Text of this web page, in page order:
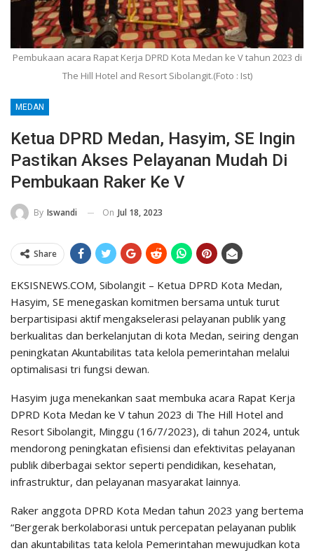
Pembukaan acara Rapat Kerja DPRD Kota Medan ke V tahun 2023 di
The Hill Hotel and Resort Sibolangit.(Foto : Ist)
MEDAN
Ketua DPRD Medan, Hasyim, SE Ingin
Pastikan Akses Pelayanan Mudah Di
Pembukaan Raker Ke V
By Iswandi On Jul 18, 2023
Share
EKSISNEWS.COM, Sibolangit – Ketua DPRD Kota Medan,
Hasyim, SE menegaskan komitmen bersama untuk turut
berpartisipasi aktif mengakselerasi pelayanan publik yang
berkualitas dan berkelanjutan di kota Medan, seiring dengan
peningkatan Akuntabilitas tata kelola pemerintahan melalui
optimalisasi tri fungsi dewan.
Hasyim juga menekankan saat membuka acara Rapat Kerja
DPRD Kota Medan ke V tahun 2023 di The Hill Hotel and
Resort Sibolangit, Minggu (16/7/2023), di tahun 2024, untuk
mendorong peningkatan efisiensi dan efektivitas pelayanan
publik diberbagai sektor seperti pendidikan, kesehatan,
infrastruktur, dan pelayanan masyarakat lainnya.
Raker anggota DPRD Kota Medan tahun 2023 yang bertema
“Bergerak berkolaborasi untuk percepatan pelayanan publik
dan akuntabilitas tata kelola Pemerintahan mewujudkan kota